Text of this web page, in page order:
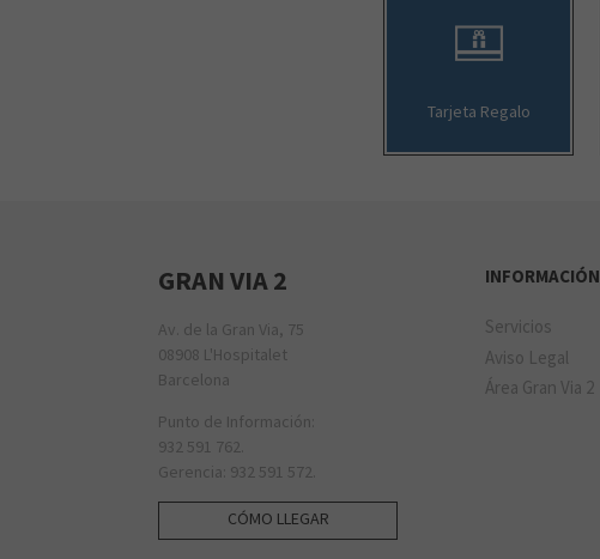
Tarjeta Regalo
GRAN VIA 2
Av. de la Gran Via, 75
08908 L'Hospitalet
Barcelona
Punto de Información:
932 591 762.
Gerencia: 932 591 572.
CÓMO LLEGAR
INFORMACIÓN
Servicios
Aviso Legal
Área Gran Via 2